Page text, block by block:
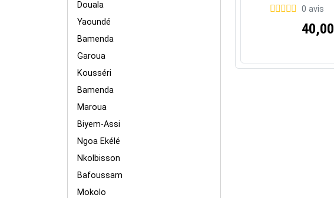
Douala
Yaoundé
Bamenda
Garoua
Kousséri
Bamenda
Maroua
Biyem-Assi
Ngoa Ekélé
Nkolbisson
Bafoussam
Mokolo
0 avis